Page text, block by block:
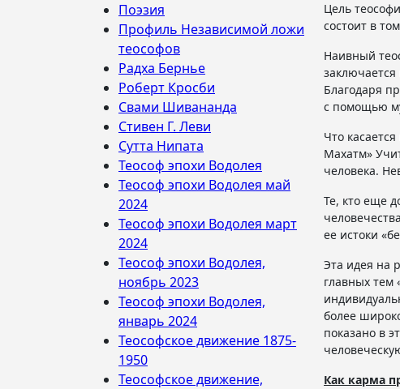
Поэзия
Профиль Независимой ложи
теософов
Радха Бернье
Роберт Кросби
Свами Шивананда
Стивен Г. Леви
Сутта Нипата
Теософ эпохи Водолея
Теософ эпохи Водолея май
2024
Теософ эпохи Водолея март
2024
Теософ эпохи Водолея,
ноябрь 2023
Теософ эпохи Водолея,
январь 2024
Теософское движение 1875-
1950
Теософское движение,
Цель
состоит в
Наивный
Благодаря
с помощью
Что
Махатм»
человека.
Те, кто еще
ее истоки
Эта идея на
главных тем
более
показано в
Как карма